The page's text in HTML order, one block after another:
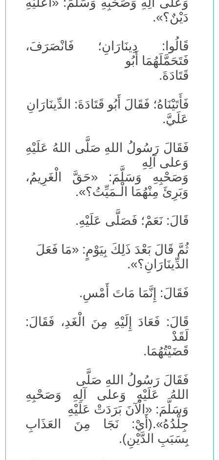
دَيْنٌ؟».
قَالُوا: دِينَارَانِ؛ فَانْصَرَفَ،
فَتَحَمَّلَهُمَا أَبُو
قَتَادَةَ.
فَأَتَيْنَاهُ؛ فَقَالَ أَبُو قَتَادَةَ: الدِّينَارَانِ
عَلَيَّ.
فَقَالَ رَسُولُ اللهِ صَلَّى اللهُ عَلَيْهِ
وَعلى آلِهِ
وَصَحْبِهِ وَسَلَّمَ: «حَقَّ الْغَرِيمُ،
وَبَرِئَ مِنْهُمَا الْـمَيِّتُ؟».
قَالَ: نَعَمْ؛ فَصَلَّى عَلَيْهِ.
ثُمَّ قَالَ بَعْدَ ذَلِكَ بِيَوْمٍ: «مَا فَعَلَ
الدِّينَارَانِ؟».
فَقَالَ: إِنَّمَا مَاتَ أَمْسِ.
قَالَ: فَعَادَ إِلَيْهِ مِنَ الْغَدِ، فَقَالَ:
لَقَدْ
قَضَيْتُهُمَا.
فَقَالَ رَسُولُ اللهِ صَلَّى
اللهُ عَلَيْهِ وَعلى آلِهِ وَصَحْبِهِ
وَسَلَّمَ: «الْآنَ بَرَدَتْ عَلَيْهِ
جِلْدُهُ».(أَيْ: نَجَا مِنَ العَذَابِ
بِسَبَبِ الدَّيْنِ).